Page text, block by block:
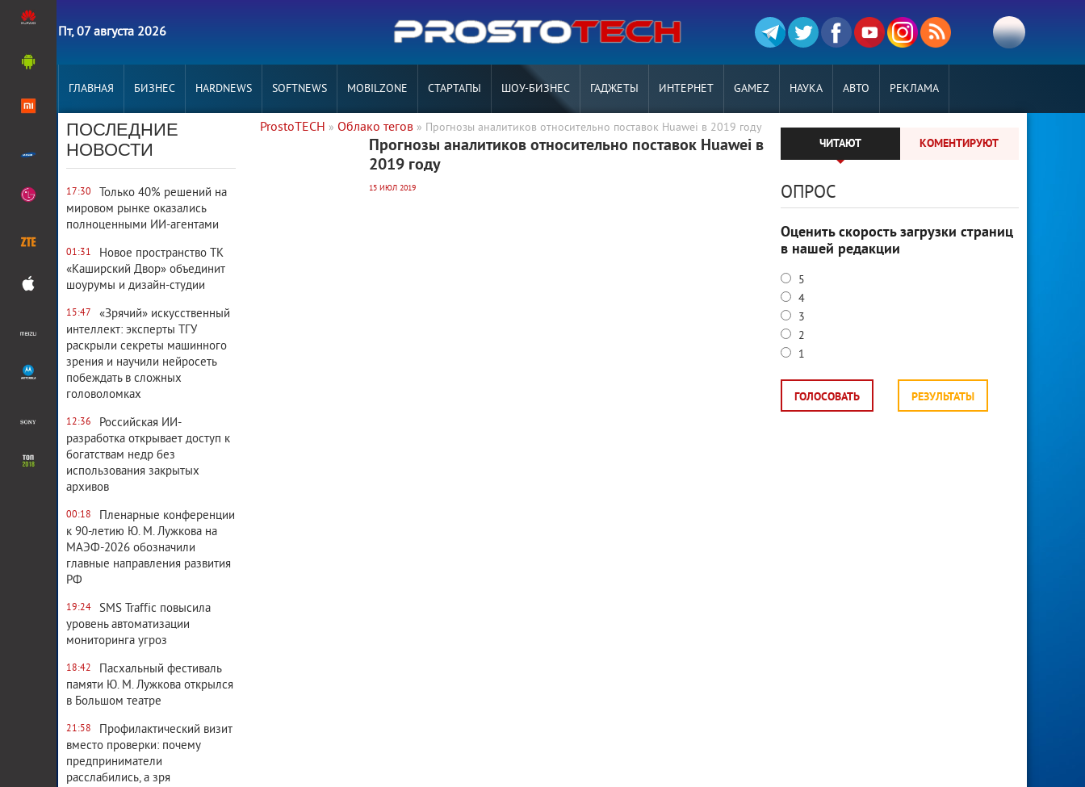
Пт, 07 августа 2026
ГЛАВНАЯ БИЗНЕС HARDNEWS SOFTNEWS MOBILZONE СТАРТАПЫ ШОУ-БИЗНЕС ГАДЖЕТЫ ИНТЕРНЕТ GAMEZ НАУКА АВТО РЕКЛАМА
ПОСЛЕДНИЕ
НОВОСТИ
17:30
Только 40% решений на
мировом рынке оказались
полноценными ИИ-агентами
01:31
Новое пространство ТК
«Каширский Двор» объединит
шоурумы и дизайн-студии
15:47
«Зрячий» искусственный
интеллект: эксперты ТГУ
раскрыли секреты машинного
зрения и научили нейросеть
побеждать в сложных
головоломках
12:36
Российская ИИ-
разработка открывает доступ к
богатствам недр без
использования закрытых
архивов
00:18
Пленарные конференции
к 90-летию Ю. М. Лужкова на
МАЭФ-2026 обозначили
главные направления развития
РФ
19:24
SMS Traffic повысила
уровень автоматизации
мониторинга угроз
18:42
Пасхальный фестиваль
памяти Ю. М. Лужкова открылся
в Большом театре
21:58
Профилактический визит
вместо проверки: почему
предприниматели
расслабились, а зря
ProstoTECH » Облако тегов » Прогнозы аналитиков относительно поставок Huawei в 2019 году
2 573 0
Прогнозы аналитиков относительно поставок Huawei в
2019 году
15 ИЮЛ 2019
ЧИТАЮТ КОМЕНТИРУЮТ
ОПРОС
Оценить скорость загрузки страниц
в нашей редакции
5
4
3
2
1
ГОЛОСОВАТЬ РЕЗУЛЬТАТЫ